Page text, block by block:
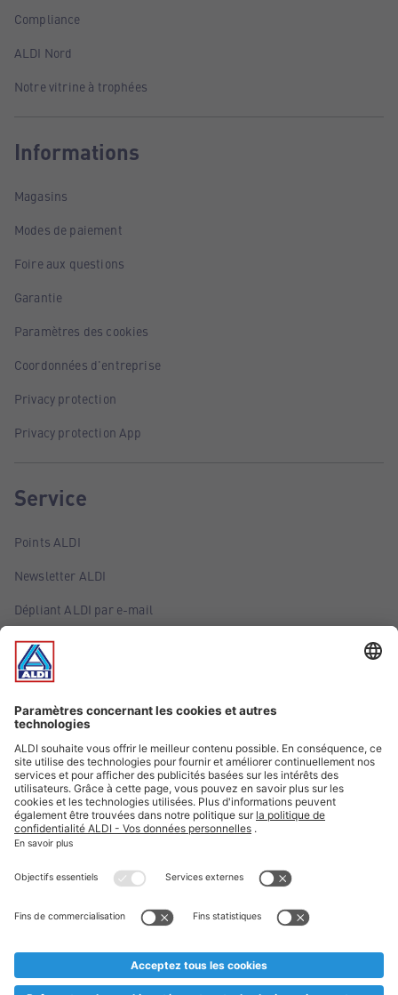
Compliance
ALDI Nord
Notre vitrine à trophées
Informations
Magasins
Modes de paiement
Foire aux questions
Garantie
Paramètres des cookies
Coordonnées d'entreprise
Privacy protection
Privacy protection App
Service
Points ALDI
Newsletter ALDI
Dépliant ALDI par e-mail
Offres
Infos essentielles
Suivez ALDI Belgique
Textes marqués d'un astérisque et mentions légales
* Nous vendons ces articles temporairement et jusqu'à
au cas où, malgré le planning bien étudié, nous serions
prématurément en rupture de stock. Prix Recupel et TVA incl.
** Sur ce site, l’utilisation de la forme masculine a été adoptée